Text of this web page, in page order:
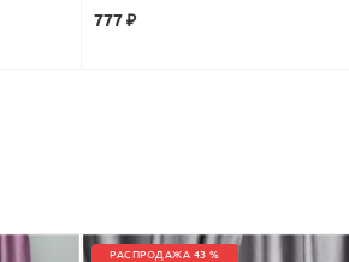
777 ₽
РАСПРОДАЖА 43 %